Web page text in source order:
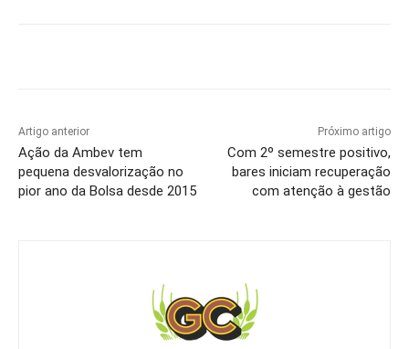
Artigo anterior
Ação da Ambev tem
pequena desvalorização no
pior ano da Bolsa desde 2015
Próximo artigo
Com 2º semestre positivo,
bares iniciam recuperação
com atenção à gestão